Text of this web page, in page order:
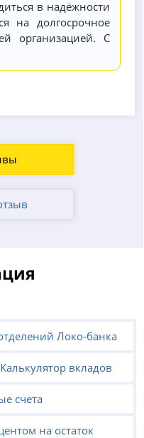
в надёжности
на долгосрочное
организацией. С
Локо-банка
Калькулятор вкладов
счета
на остаток